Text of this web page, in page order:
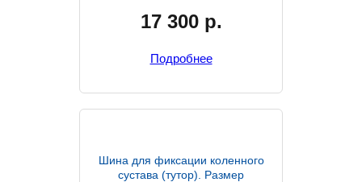
17 300р.
Подробнее
Шина для фиксации коленного
сустава (тутор). Размер